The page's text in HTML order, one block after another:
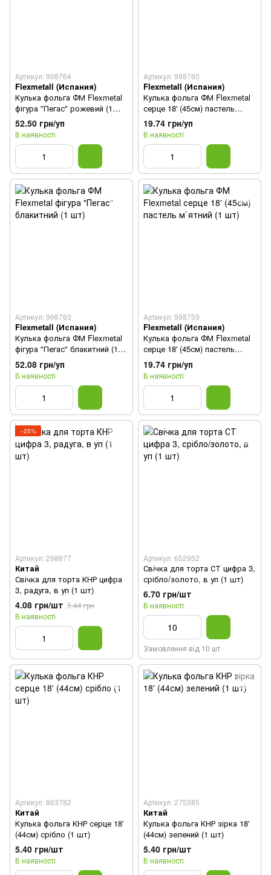
Артикул: 998764
Flexmetall (Испания)
Кулька фольга ФМ Flexmetal
фігура "Пегас" рожевий (1
шт)
52.50 грн/уп
В наявності
Артикул: 998760
Flexmetall (Испания)
Кулька фольга ФМ Flexmetal
серце 18' (45см) пастель
персиковий (1 шт)
19.74 грн/уп
В наявності
Артикул: 998763
Flexmetall (Испания)
Кулька фольга ФМ Flexmetal
фігура "Пегас" блакитний (1
шт)
52.08 грн/уп
В наявності
Артикул: 998759
Flexmetall (Испания)
Кулька фольга ФМ Flexmetal
серце 18' (45см) пастель
м`ятний (1 шт)
19.74 грн/уп
В наявності
−25%
Артикул: 298877
Китай
Свічка для торта КНР цифра
3, радуга, в уп (1 шт)
4.08 грн/шт 5.44 грн
В наявності
Артикул: 652952
Свічка для торта СТ цифра 3,
срібло/золото, в уп (1 шт)
6.70 грн/шт
В наявності
Замовлення від 10 шт
Артикул: 863782
Китай
Кулька фольга КНР серце 18'
(44см) срібло (1 шт)
5.40 грн/шт
В наявності
Артикул: 275385
Китай
Кулька фольга КНР зірка 18'
(44см) зелений (1 шт)
5.40 грн/шт
В наявності